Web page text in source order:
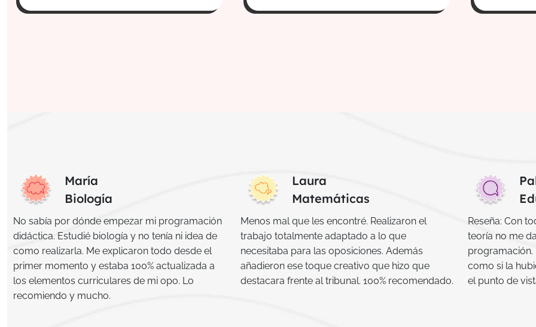
María
Biología
No sabía por dónde empezar mi programación
didáctica. Estudié biología y no tenía ni idea de
como realizarla. Me explicaron todo desde el
primer momento y estaba 100% actualizada a
los elementos curriculares de mi opo. Lo
recomiendo y mucho.
Laura
Matemáticas
Menos mal que les encontré. Realizaron el
trabajo totalmente adaptado a lo que
necesitaba para las oposiciones. Además
añadieron ese toque creativo que hizo que
destacara frente al tribunal. 100% recomendado.
Reseña: Con
teoría no me
programación.
como si la
el punto de